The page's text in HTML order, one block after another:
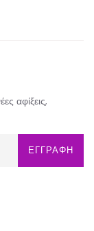
αφίξεις,
ΕΓΓΡΑΦΗ